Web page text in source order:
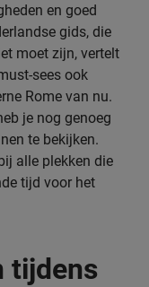
en goed
gids, die
moet zijn, vertelt
sees ook
Rome van nu.
je nog genoeg
te bekijken.
alle plekken die
tijd voor het
tijdens